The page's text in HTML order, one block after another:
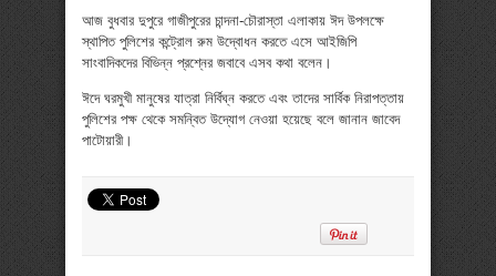
আজ বুধবার দুপুরে গাজীপুরের চান্দনা-চৌরাস্তা এলাকায় ঈদ উপলক্ষে
স্থাপিত পুলিশের কন্ট্রোল রুম উদ্বোধন করতে এসে আইজিপি
সাংবাদিকদের বিভিন্ন প্রশ্নের জবাবে এসব কথা বলেন।
ঈদে ঘরমুখী মানুষের যাত্রা নির্বিঘ্ন করতে এবং তাদের সার্বিক নিরাপত্তায়
পুলিশের পক্ষ থেকে সমন্বিত উদ্যোগ নেওয়া হয়েছে বলে জানান জাবেদ
পাটোয়ারী।